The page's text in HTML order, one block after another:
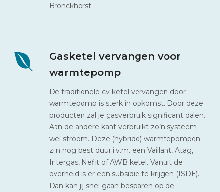
Bronckhorst.
Gasketel vervangen voor
warmtepomp
De traditionele cv-ketel vervangen door
warmtepomp is sterk in opkomst. Door deze
producten zal je gasverbruik significant dalen.
Aan de andere kant verbruikt zo’n systeem
wel stroom. Deze (hybride) warmtepompen
zijn nog best duur i.v.m. een Vaillant, Atag,
Intergas, Nefit of AWB ketel. Vanuit de
overheid is er een subsidie te krijgen (ISDE).
Dan kan jij snel gaan besparen op de